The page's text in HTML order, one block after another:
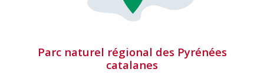
Parc naturel régional des Pyrénées
catalanes